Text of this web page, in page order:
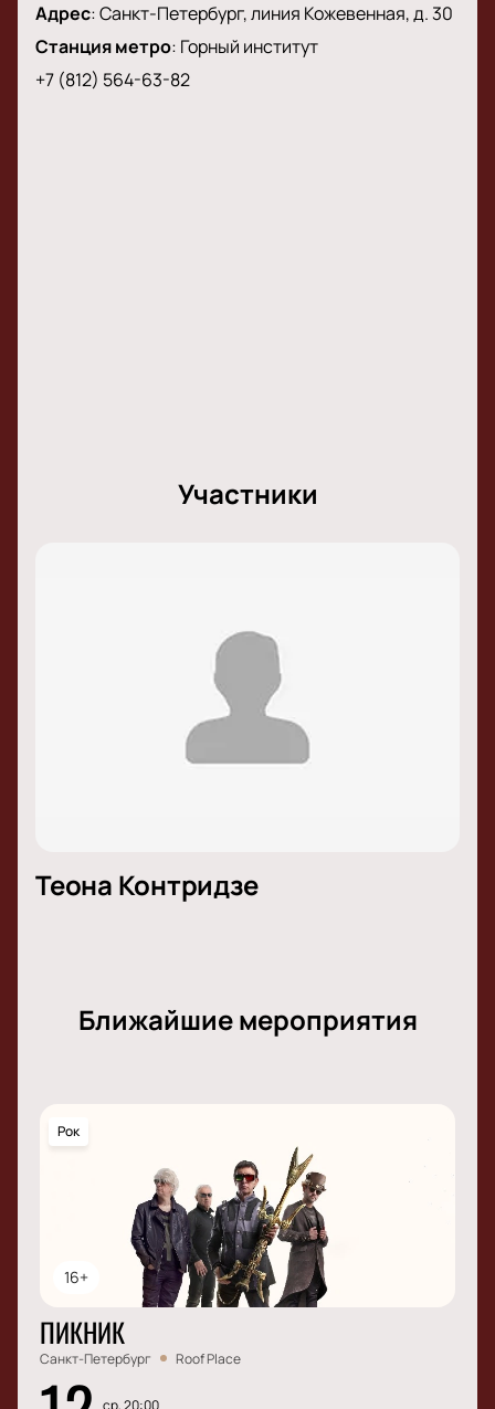
Адрес:Санкт-Петербург, линия Кожевенная, д. 30
Станция метро: Горный институт
+7 (812) 564-63-82
Участники
Теона Контридзе
Ближайшие мероприятия
16+
Рок
ПИКНИК
Санкт-Петербург Roof Place